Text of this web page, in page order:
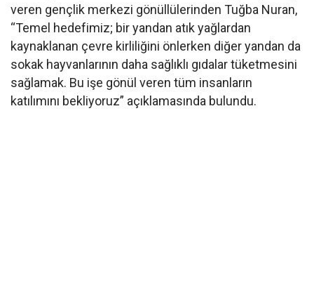
veren gençlik merkezi gönüllülerinden Tuğba Nuran,
“Temel hedefimiz; bir yandan atık yağlardan
kaynaklanan çevre kirliliğini önlerken diğer yandan da
sokak hayvanlarının daha sağlıklı gıdalar tüketmesini
sağlamak. Bu işe gönül veren tüm insanların
katılımını bekliyoruz” açıklamasında bulundu.